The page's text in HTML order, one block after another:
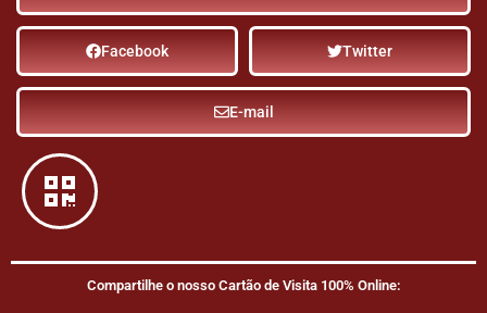
Facebook Twitter
E-mail
Compartilhe o nosso Cartão de Visita 100% Online: